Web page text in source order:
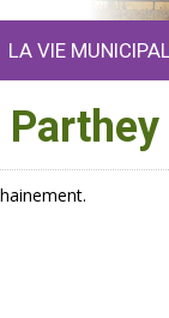
LA VIE